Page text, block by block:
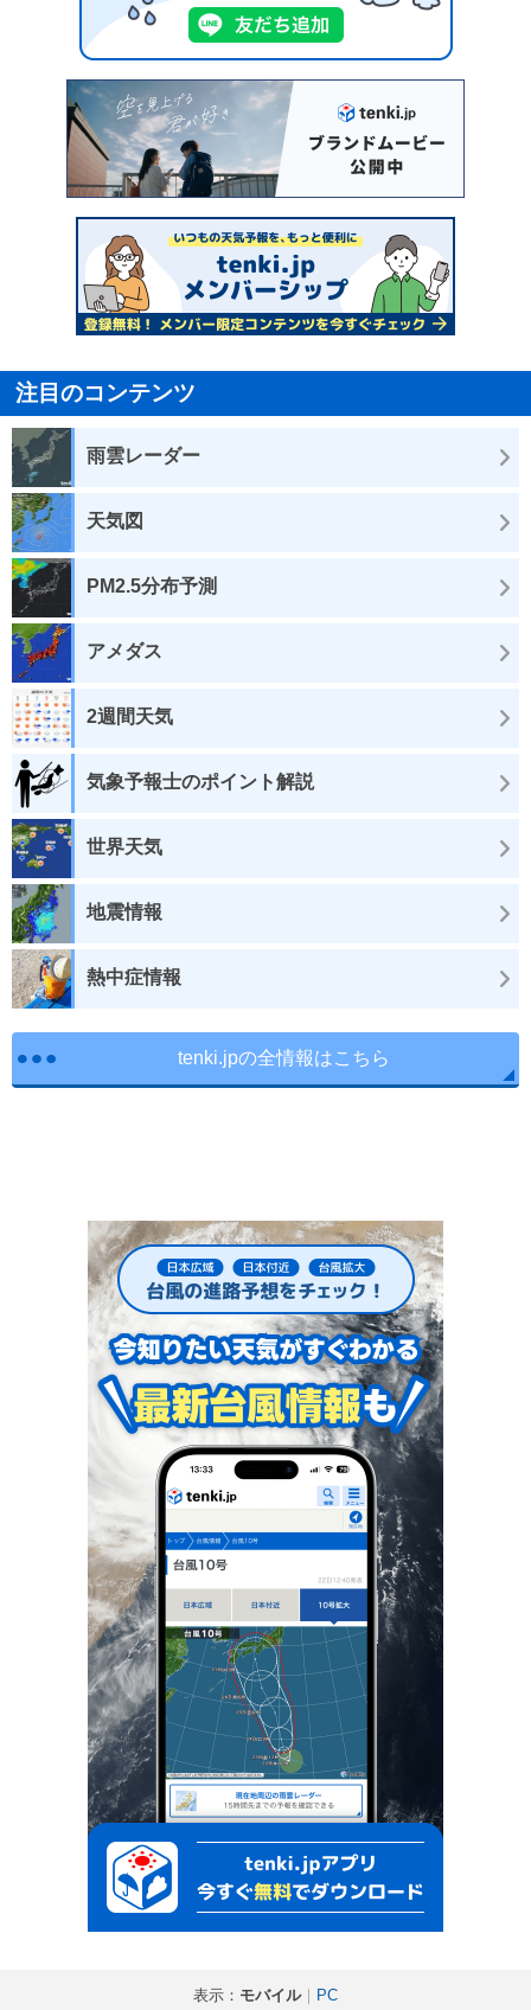
注目のコンテンツ
雨雲レーダー
天気図
PM2.5分布予測
アメダス
2週間天気
気象予報士のポイント解説
世界天気
地震情報
熱中症情報
tenki.jpの全情報はこちら
表示： モバイル｜ PC